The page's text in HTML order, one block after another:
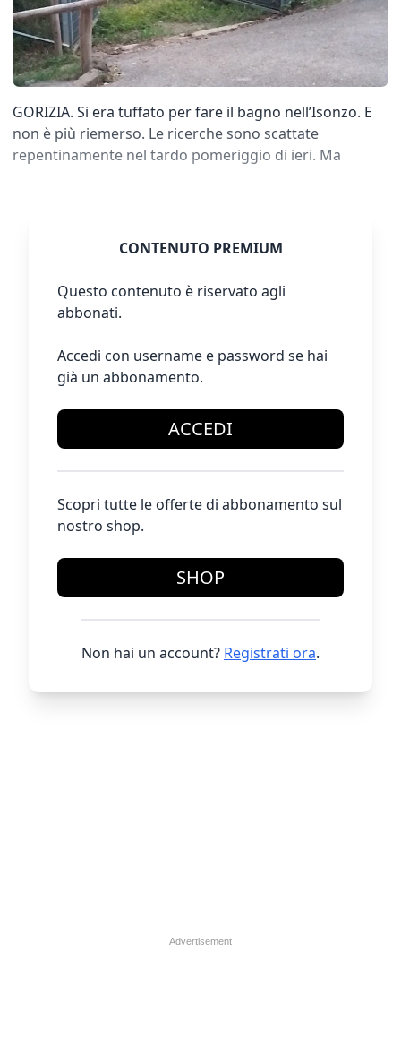
GORIZIA. Si era tuffato per fare il bagno nell’Isonzo. E
non è più riemerso. Le ricerche sono scattate
repentinamente nel tardo pomeriggio di ieri. Ma
CONTENUTO PREMIUM
Questo contenuto è riservato agli
abbonati.
Accedi con username e password se hai
già un abbonamento.
ACCEDI
Scopri tutte le offerte di abbonamento sul
nostro shop.
SHOP
Non hai un account? Registrati ora.